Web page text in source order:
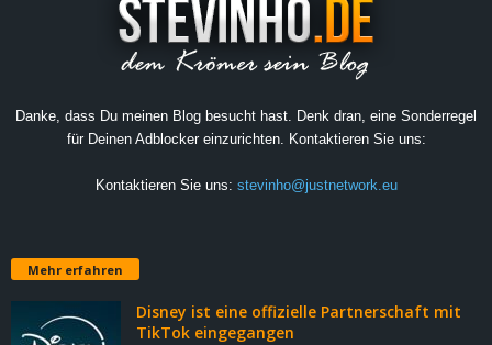
Danke, dass Du meinen Blog besucht hast. Denk dran, eine Sonderregel
für Deinen Adblocker einzurichten. Kontaktieren Sie uns:
Kontaktieren Sie uns: stevinho@justnetwork.eu
Mehr erfahren
Disney ist eine offizielle Partnerschaft mit
TikTok eingegangen